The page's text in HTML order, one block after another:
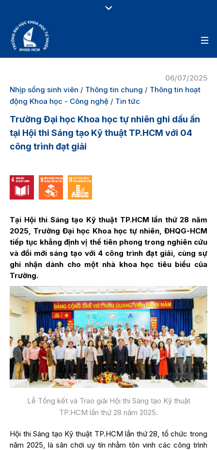
06/07/2025
Nhịp sống sinh viên / Thông tin chung / Thông tin hoạt
động Khoa học - Công nghệ / Tin tức
Trường Đại học Khoa học tự nhiên ghi dấu ấn
tại Hội thi Sáng tạo Kỹ thuật TP.HCM với 04
công trình đạt giải
Tại Hội thi Sáng tạo Kỹ thuật TP.HCM lần thứ 28 năm
2025, Trường Đại học Khoa học tự nhiên, ĐHQG-HCM
tiếp tục khẳng định vị thế tiên phong trong nghiên cứu
và đổi mới sáng tạo với 4 công trình đạt giải, cùng sự
ghi nhận dành cho một nhà khoa học tiêu biểu của
Trường.
Lễ Tổng kết và Trao giải Hội thi Sáng tạo Kỹ thuật
TP.HCM lần thứ 28 năm 2025.
Hội thi Sáng tạo Kỹ thuật TP.HCM lần thứ 28, tổ chức trong
năm 2025, là sân chơi uy tín nhằm tôn vinh các công trình